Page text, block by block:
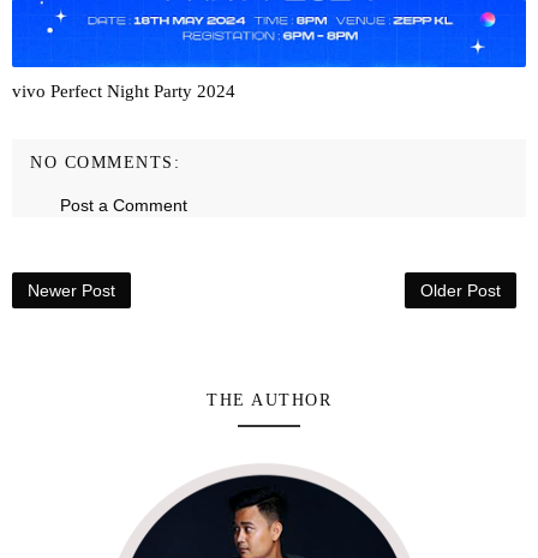
vivo Perfect Night Party 2024
NO COMMENTS:
Post a Comment
Newer Post Older Post
THE AUTHOR